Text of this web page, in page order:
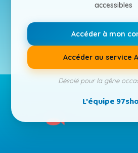
accessibles
Accéder à mon
Accéder au service
Désolé pour la gêne
L'équipe